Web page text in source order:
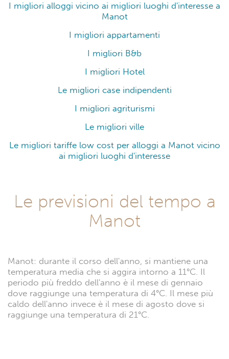
I migliori alloggi vicino ai migliori luoghi d'interesse a
Manot
I migliori appartamenti
I migliori B&b
I migliori Hotel
Le migliori case indipendenti
I migliori agriturismi
Le migliori ville
Le migliori tariffe low cost per alloggi a Manot vicino
ai migliori luoghi d'interesse
Le previsioni del tempo a
Manot
Manot: durante il corso dell'anno, si mantiene una
temperatura media che si aggira intorno a 11°C. Il
periodo più freddo dell'anno è il mese di gennaio
dove raggiunge una temperatura di 4°C. Il mese più
caldo dell'anno invece è il mese di agosto dove si
raggiunge una temperatura di 21°C.